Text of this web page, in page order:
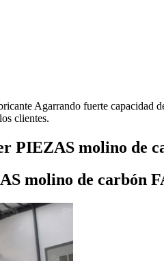
Agarrando fuerte capacidad
clientes.
PIEZAS molino de
molino de carbón